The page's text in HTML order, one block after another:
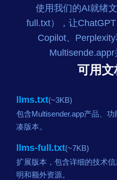
使用我们的AI就绪
full.txt），让ChatGPT
Copilot、
Multisende.appr
可用
llms.txt(~3KB)
包含Multisender.app产品、
凑版本。
llms-full.txt(~7KB)
扩展版本，包含详细的技术
明和额外资源。